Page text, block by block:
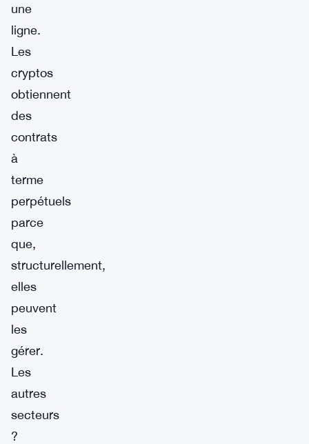
une
ligne.
Les
cryptos
obtiennent
des
contrats
à
terme
perpétuels
parce
que,
structurellement,
elles
peuvent
les
gérer.
Les
autres
secteurs
?